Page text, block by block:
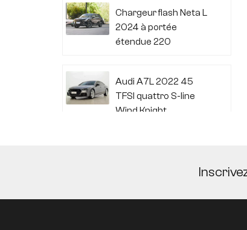
Chargeur flash Neta L
2024 à portée
étendue 220
Audi A7L 2022 45
TFSI quattro S-line
Wind Knight